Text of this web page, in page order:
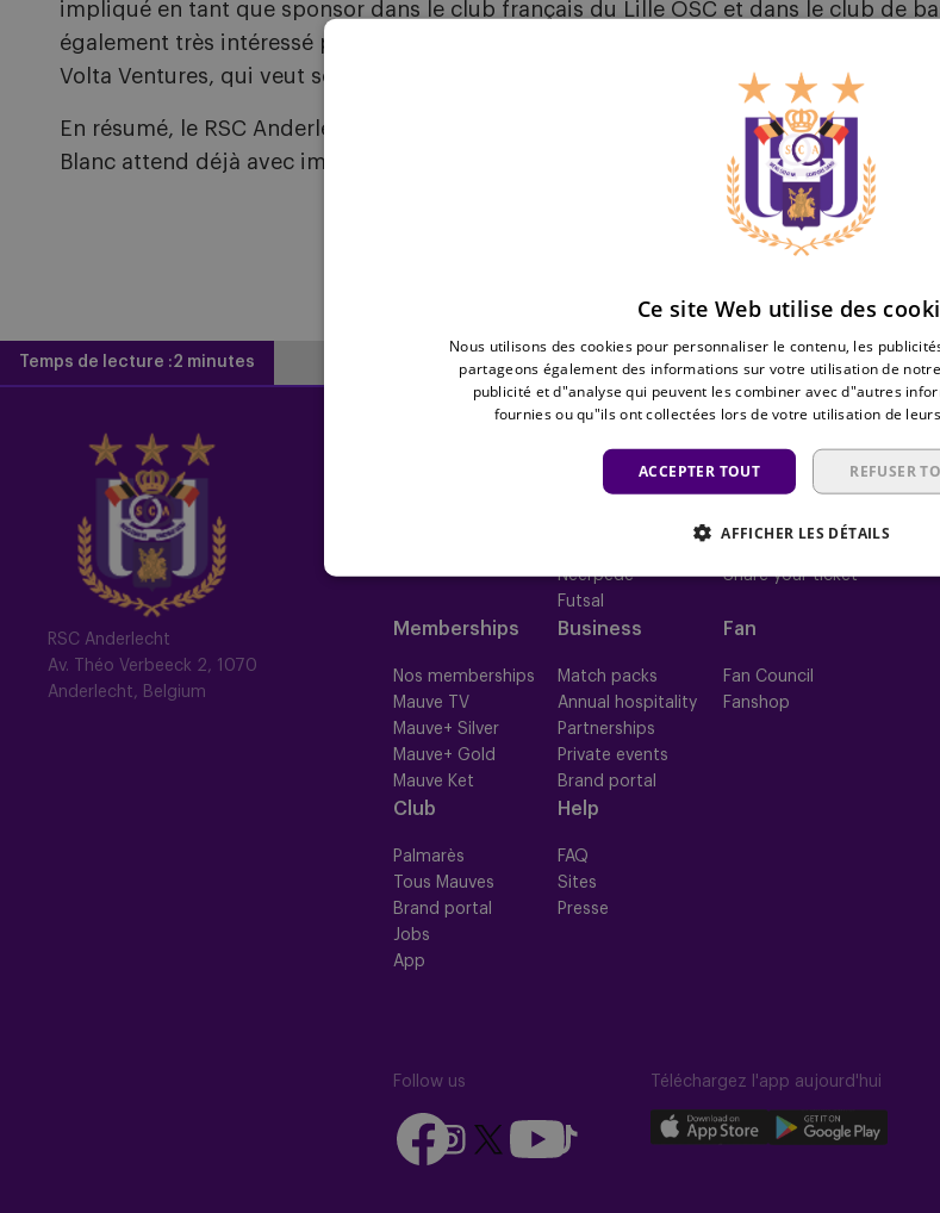
impliqué en tant que sponsor dans le club français du Lille OSC et dans le club de
également très intéressé par la culture et le divertissement. Il a notamment aussi
Volta Ventures, qui veut soutenir des jeunes entrepreneurs dans le monde de la
En résumé, le RSC Anderlecht sera bientôt dirigé par un nouvel homme d'affaires
Blanc attend déjà avec impatience et enthousiasme d’entamer cette collaboration.
Temps de lecture :2 minutes
RSC Anderlecht
Av. Théo Verbeeck 2, 1070
Anderlecht, Belgium
Équipes
Équipe première
Neerpede
Futsal
Tickets
Tickets
Share your ticket
Memberships
Nos memberships
Mauve TV
Mauve+ Silver
Mauve+ Gold
Mauve Ket
Business
Match packs
Annual hospitality
Partnerships
Private events
Brand portal
Fan
Fan Council
Fanshop
Club
Palmarès
Tous Mauves
Brand portal
Jobs
App
Help
FAQ
Sites
Presse
Follow us
Follow
us
Follow
us
Follow
Follow
us
Follow
us
Téléchargez l'app aujourd'hui
Download
Download
Ce site Web utilise des
Nous utilisons des cookies pour personnaliser le contenu, les
partageons également des informations sur votre utilisation de
publicité et d"analyse qui peuvent les combiner avec d"autres
fournies ou qu"ils ont collectées lors de votre utilisation de
ACCEPTER TOUT REFUSER
AFFICHER LES DÉTAILS